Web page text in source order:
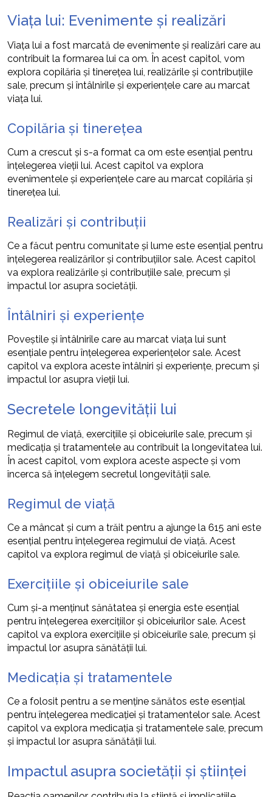
Viața lui: Evenimente și realizări
Viața lui a fost marcată de evenimente și realizări care au
contribuit la formarea lui ca om. În acest capitol, vom
explora copilăria și tinerețea lui, realizările și contribuțiile
sale, precum și întâlnirile și experiențele care au marcat
viața lui.
Copilăria și tinerețea
Cum a crescut și s-a format ca om este esențial pentru
înțelegerea vieții lui. Acest capitol va explora
evenimentele și experiențele care au marcat copilăria și
tinerețea lui.
Realizări și contribuții
Ce a făcut pentru comunitate și lume este esențial pentru
înțelegerea realizărilor și contribuțiilor sale. Acest capitol
va explora realizările și contribuțiile sale, precum și
impactul lor asupra societății.
Întâlniri și experiențe
Poveștile și întâlnirile care au marcat viața lui sunt
esențiale pentru înțelegerea experiențelor sale. Acest
capitol va explora aceste întâlniri și experiențe, precum și
impactul lor asupra vieții lui.
Secretele longevității lui
Regimul de viață, exercițiile și obiceiurile sale, precum și
medicația și tratamentele au contribuit la longevitatea lui.
În acest capitol, vom explora aceste aspecte și vom
încerca să înțelegem secretul longevității sale.
Regimul de viață
Ce a mâncat și cum a trăit pentru a ajunge la 615 ani este
esențial pentru înțelegerea regimului de viață. Acest
capitol va explora regimul de viață și obiceiurile sale.
Exercițiile și obiceiurile sale
Cum și-a menținut sănătatea și energia este esențial
pentru înțelegerea exercițiilor și obiceiurilor sale. Acest
capitol va explora exercițiile și obiceiurile sale, precum și
impactul lor asupra sănătății lui.
Medicația și tratamentele
Ce a folosit pentru a se menține sănătos este esențial
pentru înțelegerea medicației și tratamentelor sale. Acest
capitol va explora medicația și tratamentele sale, precum
și impactul lor asupra sănătății lui.
Impactul asupra societății și științei